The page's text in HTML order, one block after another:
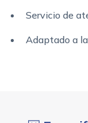
Servicio de
Adaptado a